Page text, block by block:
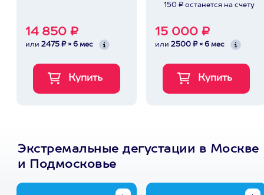
14 850 ₽
или 2475 ₽ × 6 мес
150 ₽ останется на счету
15 000 ₽
или 2500 ₽ × 6 мес
Экстремальные дегустации в Москве
и Подмосковье